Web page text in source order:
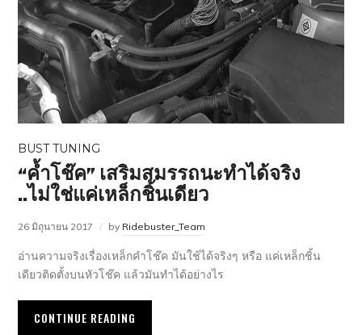
BUST TUNING
“ค้ำโช๊ค” เสริมสมรรถนะทำได้จริง
..ไม่ใช่แค่เหล็กชิ้นเดียว
26 มิถุนายน 2017 by Ridebuster_Team
อ่านความจริงเรื่องเหล็กคำโช๊ค มันใช้ได้จริงๆ หรือ แค่เหล็กชิ้น
เดียวติดตั้งบนหัวโช๊ค แล้วมันทำได้อย่างไร
CONTINUE READING